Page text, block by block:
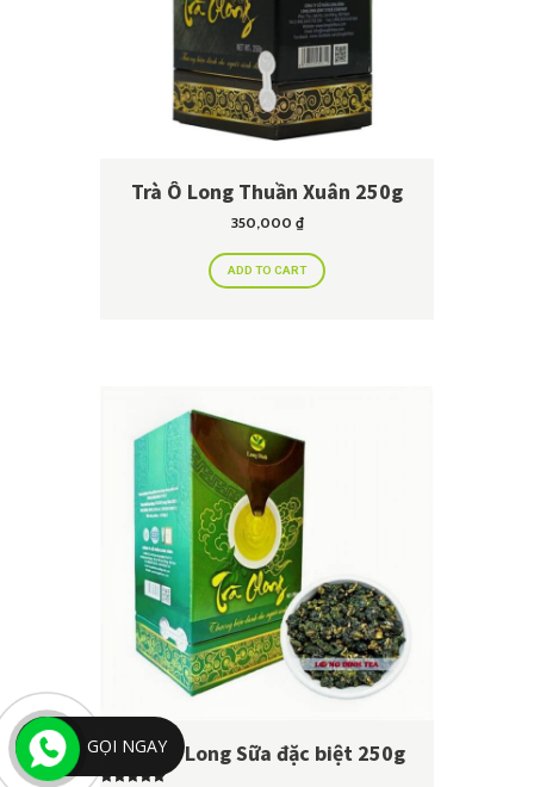
Trà Ô Long Thuần Xuân 250g
350,000 ₫
ADD TO CART
Trà Ô Long Sữa đặc biệt 250g
GỌI NGAY